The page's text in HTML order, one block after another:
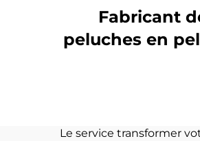
Fabricant
peluches en
Le service transformer